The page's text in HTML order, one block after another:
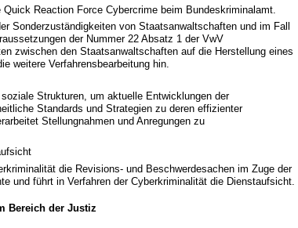
Reaction Force Cybercrime beim Bundeskriminalamt.
Sonderzuständigkeiten von Staatsanwaltschaften und im Fall
der Nummer 22 Absatz 1 der VwV
zwischen den Staatsanwaltschaften auf die Herstellung eines
weitere Verfahrensbearbeitung hin.
Strukturen, um aktuelle Entwicklungen der
Standards und Strategien zu deren effizienter
Stellungnahmen und Anregungen zu
die Revisions- und Beschwerdesachen im Zuge der
und führt in Verfahren der Cyberkriminalität die Dienstaufsicht.
Bereich der Justiz